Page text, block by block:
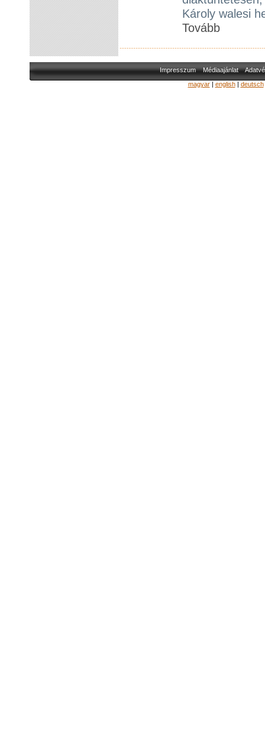
Károly walesi
Tovább
Impresszum Médiaajánlat
magyar| english| deutsch